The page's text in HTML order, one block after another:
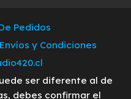
Pedidos
y Condiciones
ser diferente al de
debes confirmar el